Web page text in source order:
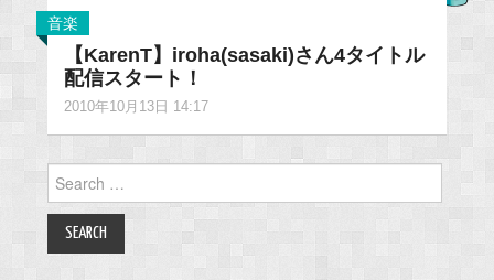
音楽
【KarenT】iroha(sasaki)さん4タイトル
配信スタート！
2010年10月13日 14:17
Search
for: